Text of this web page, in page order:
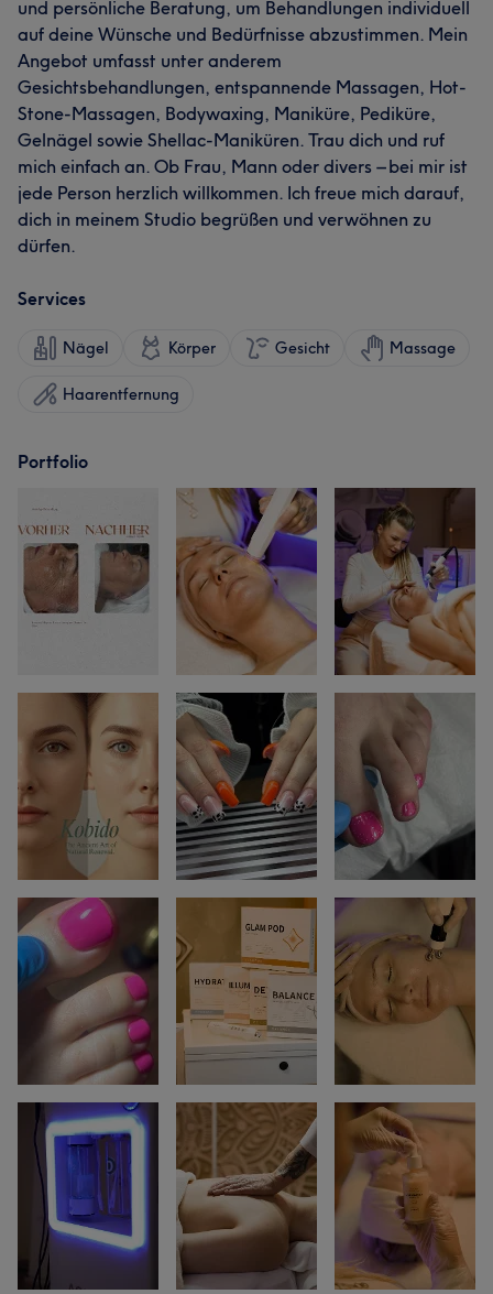
und persönliche Beratung, um Behandlungen individuell
auf deine Wünsche und Bedürfnisse abzustimmen. Mein
Angebot umfasst unter anderem
Gesichtsbehandlungen, entspannende Massagen, Hot-
Stone-Massagen, Bodywaxing, Maniküre, Pediküre,
Gelnägel sowie Shellac-Maniküren. Trau dich und ruf
mich einfach an. Ob Frau, Mann oder divers – bei mir ist
jede Person herzlich willkommen. Ich freue mich darauf,
dich in meinem Studio begrüßen und verwöhnen zu
dürfen.
Services
Nägel Körper Gesicht Massage
Haarentfernung
Portfolio